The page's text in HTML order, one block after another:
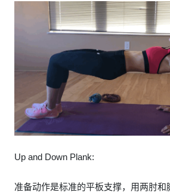
Up and Down Plank:
准备动作是标准的平板支撑，用两肘